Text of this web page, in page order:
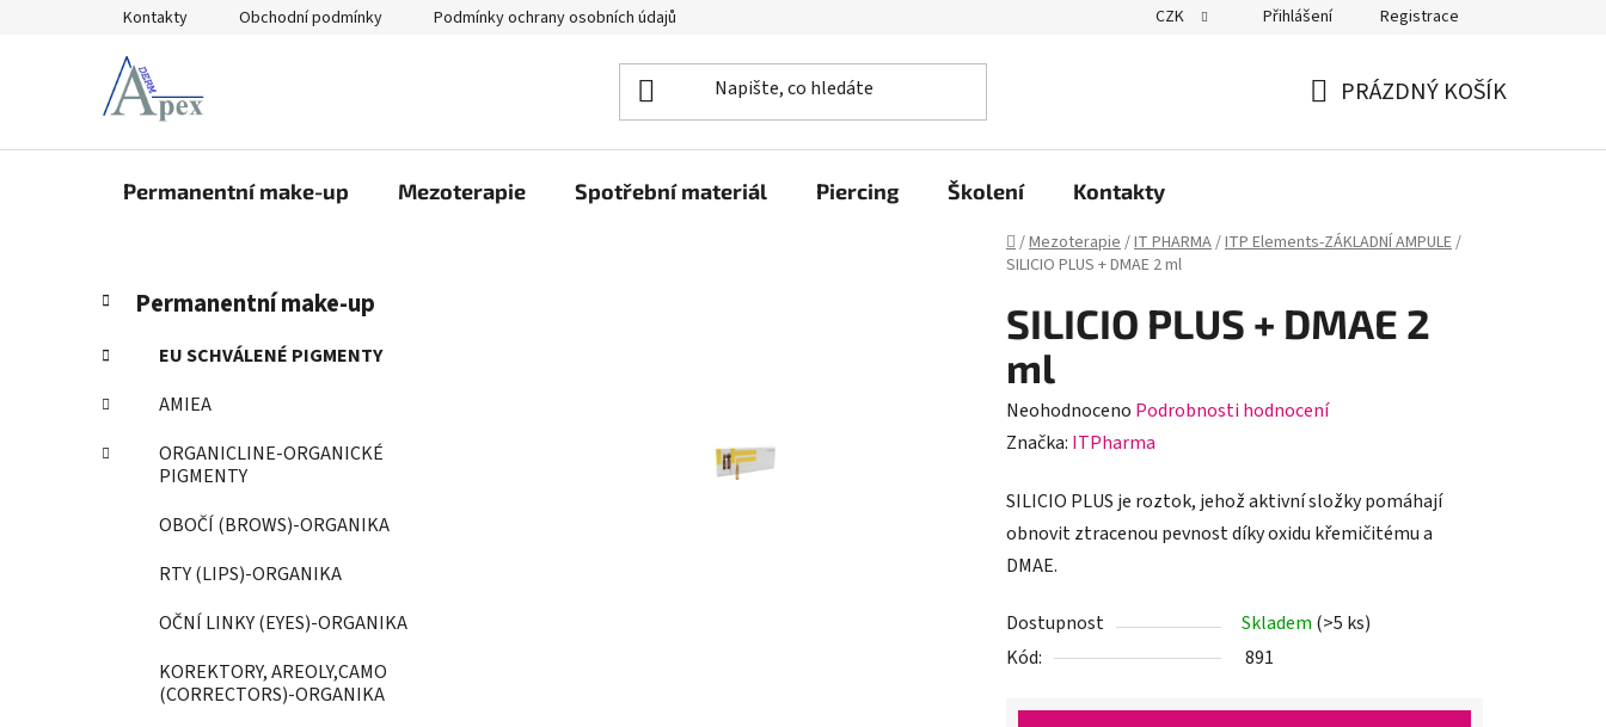
Kontakty Obchodní podmínky Podmínky ochrany osobních údajů CZK Přihlášení Registrace
PRÁZDNÝ KOŠÍK
Permanentní make-up Mezoterapie Spotřební materiál Piercing Školení Kontakty
Domů
/Mezoterapie/IT PHARMA/ITP Elements-ZÁKLADNÍ AMPULE/
SILICIO PLUS + DMAE 2 ml
P
s
r
a
Přeskočit
kategorie
K
a
e
g
r
Permanentní make-up
EU SCHVÁLENÉ PIGMENTY
AMIEA
ORGANICLINE-ORGANICKÉ
PIGMENTY
OBOČÍ (BROWS)-ORGANIKA
RTY (LIPS)-ORGANIKA
OČNÍ LINKY (EYES)-ORGANIKA
KOREKTORY, AREOLY,CAMO
(CORRECTORS)-ORGANIKA
SILICIO PLUS + DMAE 2
ml
Průměrné
hodnocení
je
0,0
z
hvězdiček.
Neohodnoceno Podrobnosti hodnocení
Značka: ITPharma
SILICIO PLUS je roztok, jehož aktivní složky pomáhají
obnovit ztracenou pevnost díky oxidu křemičitému a
DMAE.
Dostupnost Skladem (>5 ks)
Kód:
891